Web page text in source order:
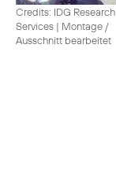
Credits: IDG Research
Services | Montage /
Ausschnitt bearbeitet